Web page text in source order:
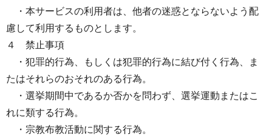
・本サービスの利用者は、他者の迷惑とならないよう配
慮して利用するものとします。
４ 禁止事項
・犯罪的行為、もしくは犯罪的行為に結び付く行為、ま
たはそれらのおそれのある行為。
・選挙期間中であるか否かを問わず、選挙運動またはこ
れに類する行為。
・宗教布教活動に関する行為。